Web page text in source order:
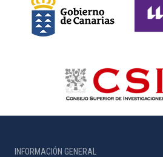
INFORMACIÓN GENERAL